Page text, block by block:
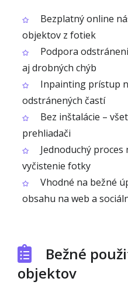
Bezplatný online
objektov z fotiek
Podpora
aj drobných chýb
Inpainting prístup
odstránených častí
Bez inštalácie –
prehliadači
Jednoduchý
vyčistenie fotky
Vhodné na bežné
obsahu na web a
Bežné
objektov